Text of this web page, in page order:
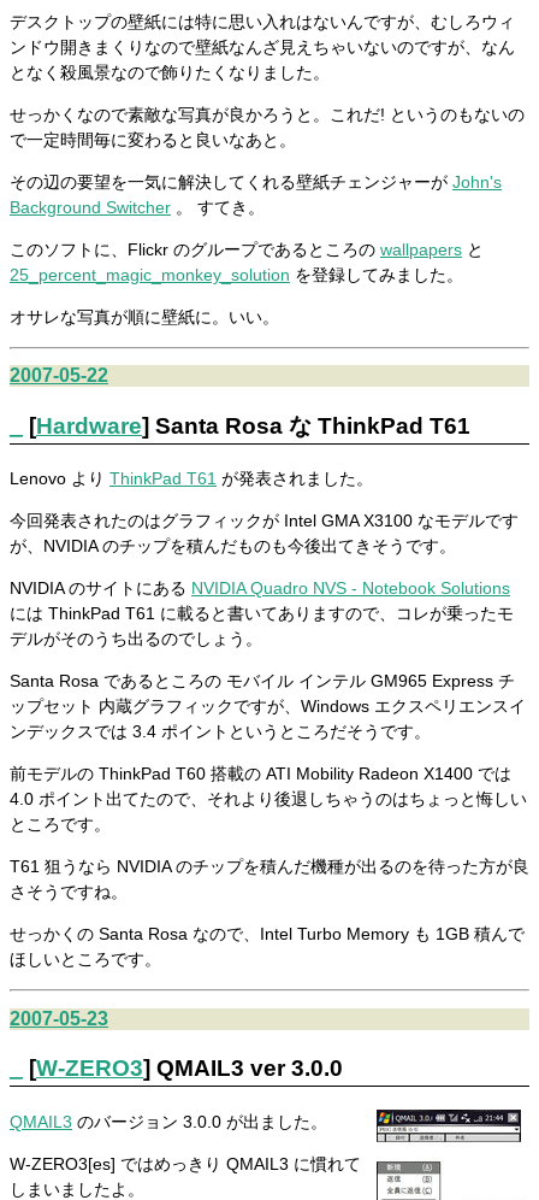
デスクトップの壁紙には特に思い入れはないんですが、むしろウィ
ンドウ開きまくりなので壁紙なんざ見えちゃいないのですが、なん
となく殺風景なので飾りたくなりました。
せっかくなので素敵な写真が良かろうと。これだ! というのもないの
で一定時間毎に変わると良いなあと。
その辺の要望を一気に解決してくれる壁紙チェンジャーが John's
Background Switcher 。 すてき。
このソフトに、Flickr のグループであるところの wallpapers と
25_percent_magic_monkey_solution を登録してみました。
オサレな写真が順に壁紙に。いい。
2007-05-22
[Hardware] Santa Rosa な ThinkPad T61
Lenovo より ThinkPad T61 が発表されました。
今回発表されたのはグラフィックが Intel GMA X3100 なモデルです
が、NVIDIA のチップを積んだものも今後出てきそうです。
NVIDIA のサイトにある NVIDIA Quadro NVS - Notebook Solutions
には ThinkPad T61 に載ると書いてありますので、コレが乗ったモ
デルがそのうち出るのでしょう。
Santa Rosa であるところの モバイル インテル GM965 Express チ
ップセット 内蔵グラフィックですが、Windows エクスペリエンスイ
ンデックスでは 3.4 ポイントというところだそうです。
前モデルの ThinkPad T60 搭載の ATI Mobility Radeon X1400 では
4.0 ポイント出てたので、それより後退しちゃうのはちょっと悔しい
ところです。
T61 狙うなら NVIDIA のチップを積んだ機種が出るのを待った方が良
さそうですね。
せっかくの Santa Rosa なので、Intel Turbo Memory も 1GB 積んで
ほしいところです。
2007-05-23
[W-ZERO3] QMAIL3 ver 3.0.0
QMAIL3 のバージョン 3.0.0 が出ました。
W-ZERO3[es] ではめっきり QMAIL3 に慣れて
しまいましたよ。